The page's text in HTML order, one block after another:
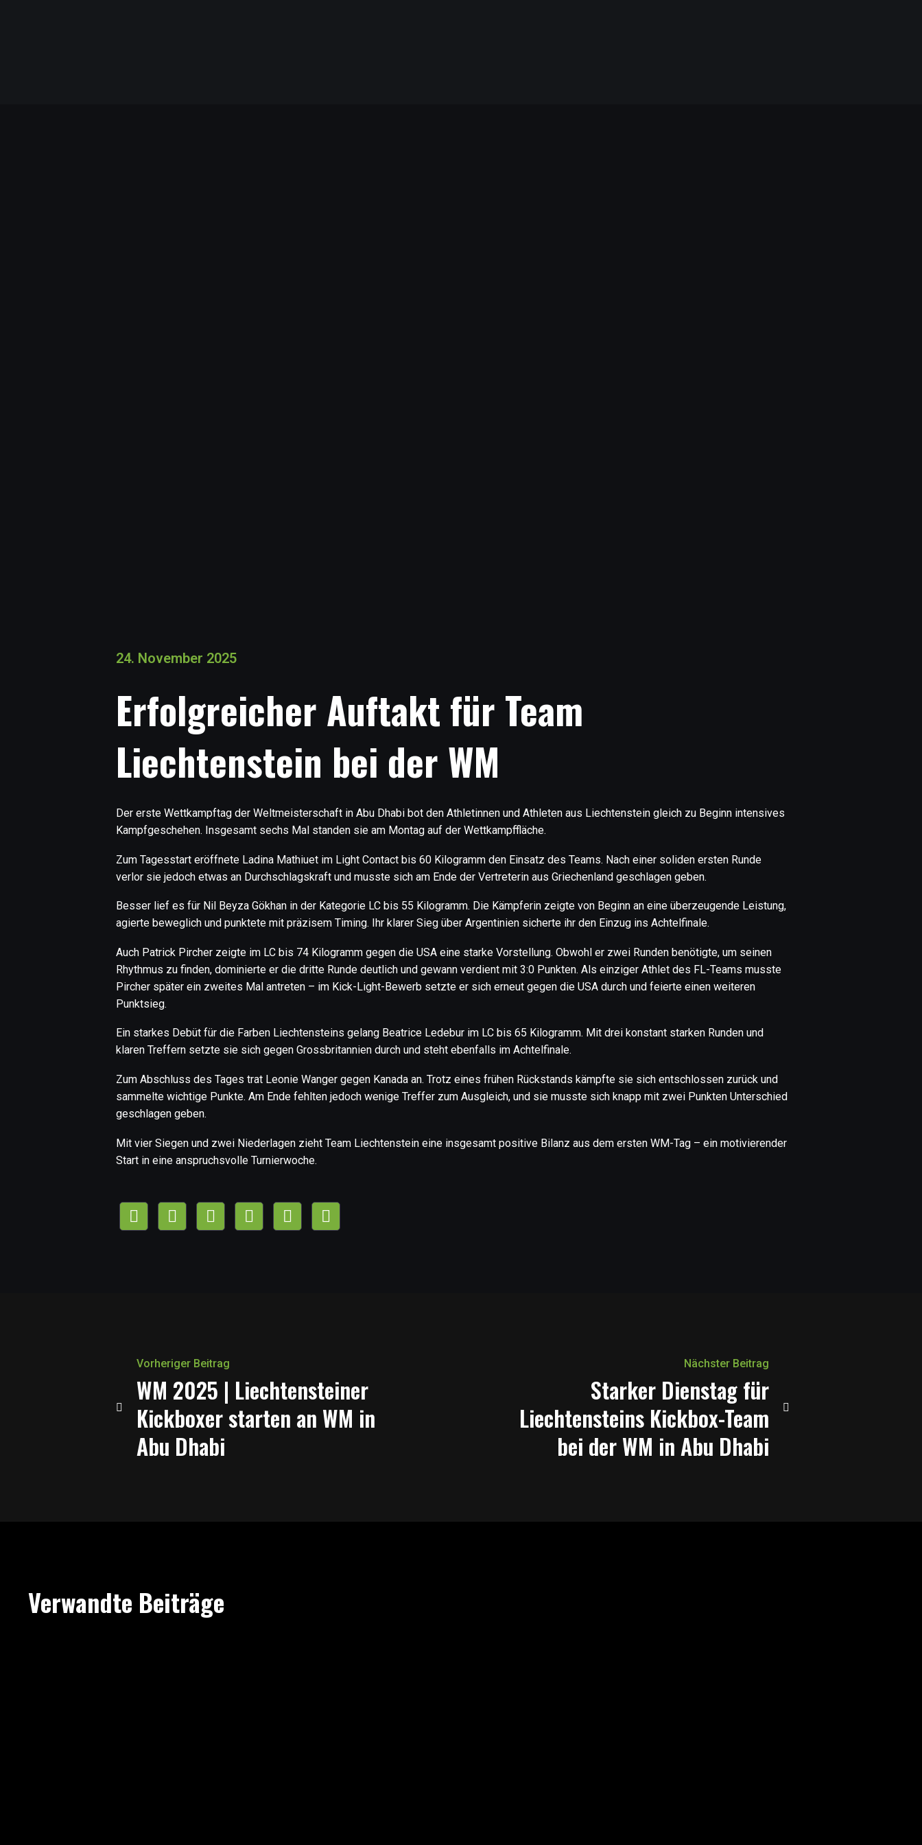
24. November 2025
Erfolgreicher Auftakt für Team
Liechtenstein bei der WM
Der erste Wettkampftag der Weltmeisterschaft in Abu Dhabi bot den Athletinnen und Athleten aus Liechtenstein gleich zu Beginn intensives
Kampfgeschehen. Insgesamt sechs Mal standen sie am Montag auf der Wettkampffläche.
Zum Tagesstart eröffnete Ladina Mathiuet im Light Contact bis 60 Kilogramm den Einsatz des Teams. Nach einer soliden ersten Runde
verlor sie jedoch etwas an Durchschlagskraft und musste sich am Ende der Vertreterin aus Griechenland geschlagen geben.
Besser lief es für Nil Beyza Gökhan in der Kategorie LC bis 55 Kilogramm. Die Kämpferin zeigte von Beginn an eine überzeugende Leistung,
agierte beweglich und punktete mit präzisem Timing. Ihr klarer Sieg über Argentinien sicherte ihr den Einzug ins Achtelfinale.
Auch Patrick Pircher zeigte im LC bis 74 Kilogramm gegen die USA eine starke Vorstellung. Obwohl er zwei Runden benötigte, um seinen
Rhythmus zu finden, dominierte er die dritte Runde deutlich und gewann verdient mit 3:0 Punkten. Als einziger Athlet des FL-Teams musste
Pircher später ein zweites Mal antreten – im Kick-Light-Bewerb setzte er sich erneut gegen die USA durch und feierte einen weiteren
Punktsieg.
Ein starkes Debüt für die Farben Liechtensteins gelang Beatrice Ledebur im LC bis 65 Kilogramm. Mit drei konstant starken Runden und
klaren Treffern setzte sie sich gegen Grossbritannien durch und steht ebenfalls im Achtelfinale.
Zum Abschluss des Tages trat Leonie Wanger gegen Kanada an. Trotz eines frühen Rückstands kämpfte sie sich entschlossen zurück und
sammelte wichtige Punkte. Am Ende fehlten jedoch wenige Treffer zum Ausgleich, und sie musste sich knapp mit zwei Punkten Unterschied
geschlagen geben.
Mit vier Siegen und zwei Niederlagen zieht Team Liechtenstein eine insgesamt positive Bilanz aus dem ersten WM-Tag – ein motivierender
Start in eine anspruchsvolle Turnierwoche.
Vorheriger Beitrag
WM 2025 | Liechtensteiner
Kickboxer starten an WM in
Abu Dhabi
Nächster Beitrag
Starker Dienstag für
Liechtensteins Kickbox-Team
bei der WM in Abu Dhabi
Verwandte Beiträge